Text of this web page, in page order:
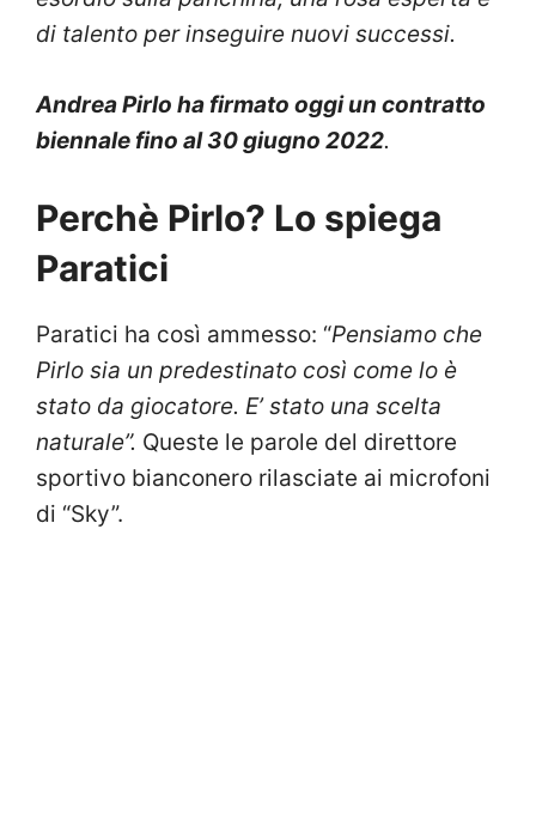
di talento per inseguire nuovi successi.
Andrea Pirlo ha firmato oggi un contratto
biennale fino al 30 giugno 2022.
Perchè Pirlo? Lo spiega
Paratici
Paratici ha così ammesso: “Pensiamo che
Pirlo sia un predestinato così come lo è
stato da giocatore. E’ stato una scelta
naturale”. Queste le parole del direttore
sportivo bianconero rilasciate ai microfoni
di “Sky”.